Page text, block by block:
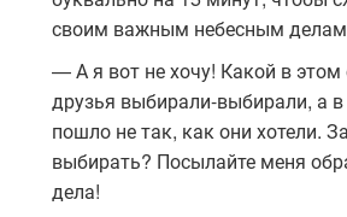
своим важным небесным
— А я вот не хочу! Какой в
друзья выбирали-выбирали, а в
пошло не так, как они хотели.
выбирать? Посылайте меня
дела!